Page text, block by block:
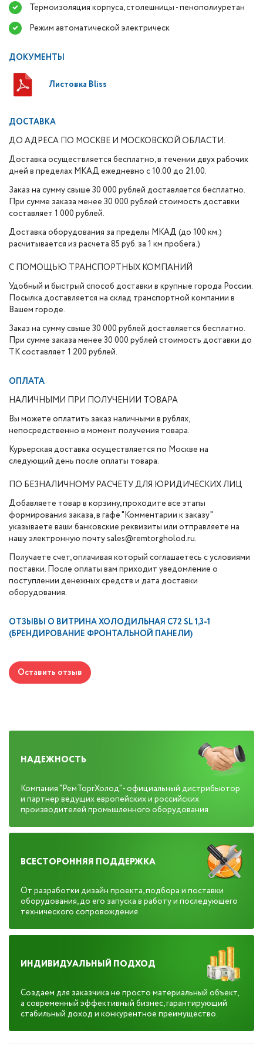
Термоизоляция корпуса, столешницы - пенополиуретан
Режим автоматической электрическ
ДОКУМЕНТЫ
Листовка Bliss
ДОСТАВКА
ДО АДРЕСА ПО МОСКВЕ И МОСКОВСКОЙ ОБЛАСТИ.
Доставка осуществляется бесплатно, в течении двух рабочих
дней в пределах МКАД ежедневно с 10.00 до 21.00.
Заказ на сумму свыше 30 000 рублей доставляется бесплатно.
При сумме заказа менее 30 000 рублей стоимость доставки
составляет 1 000 рублей.
Доставка оборудования за пределы МКАД (до 100 км.)
расчитывается из расчета 85 руб. за 1 км пробега.)
С ПОМОЩЬЮ ТРАНСПОРТНЫХ КОМПАНИЙ
Удобный и быстрый способ доставки в крупные города России.
Посылка доставляется на склад транспортной компании в
Вашем городе.
Заказ на сумму свыше 30 000 рублей доставляется бесплатно.
При сумме заказа менее 30 000 рублей стоимость доставки до
ТК составляет 1 200 рублей.
ОПЛАТА
НАЛИЧНЫМИ ПРИ ПОЛУЧЕНИИ ТОВАРА
Вы можете оплатить заказ наличными в рублях,
непосредственно в момент получения товара.
Курьерская доставка осуществляется по Москве на
следующий день после оплаты товара.
ПО БЕЗНАЛИЧНОМУ РАСЧЕТУ ДЛЯ ЮРИДИЧЕСКИХ ЛИЦ
Добавляете товар в корзину, проходите все этапы
формирования заказа, в гафе "Комментарии к заказу"
указываете ваши банковские реквизиты или отправляете на
нашу электронную почту sales@remtorgholod.ru.
Получаете счет, оплачивая который соглашаетесь с условиями
поставки. После оплаты вам приходит уведомление о
поступлении денежных средств и дата доставки
оборудования.
ОТЗЫВЫ О ВИТРИНА ХОЛОДИЛЬНАЯ C72 SL 1,3-1
(БРЕНДИРОВАНИЕ ФРОНТАЛЬНОЙ ПАНЕЛИ)
Оставить отзыв
НАДЕЖНОСТЬ
Компания "РемТоргХолод" - официальный дистрибьютор
и партнер ведущих европейских и российских
производителей промышленного оборудования
ВСЕСТОРОННЯЯ ПОДДЕРЖКА
От разработки дизайн проекта, подбора и поставки
оборудования, до его запуска в работу и последующего
технического сопровождения
ИНДИВИДУАЛЬНЫЙ ПОДХОД
Создаем для заказчика не просто материальный объект,
а современный эффективный бизнес, гарантирующий
стабильный доход и конкурентное преимущество.